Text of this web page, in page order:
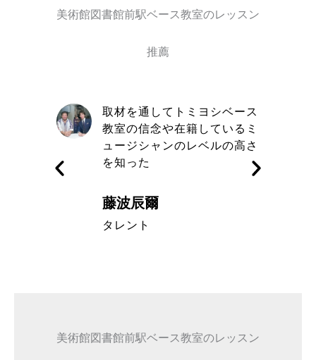
美術館図書館前駅ベース教室のレッスン
推薦
取材を通してトミヨシベース
教室の信念や在籍しているミ
ュージシャンのレベルの高さ
を知った
藤波辰爾
タレント
美術館図書館前駅ベース教室のレッスン